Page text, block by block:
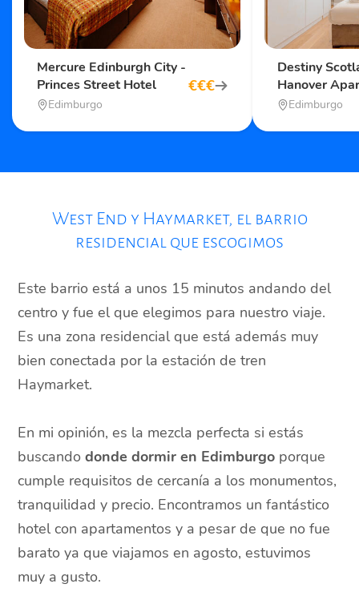
Mercure Edinburgh City -
Princes Street Hotel
Edimburgo
€€€
Destiny
Hanover
Edimburgo
West End y Haymarket, el barrio
residencial que escogimos
Este barrio está a unos 15 minutos andando del
centro y fue el que elegimos para nuestro viaje.
Es una zona residencial que está además muy
bien conectada por la estación de tren
Haymarket.
En mi opinión, es la mezcla perfecta si estás
buscandodonde dormir en Edimburgo porque
cumple requisitos de cercanía a los monumentos,
tranquilidad y precio. Encontramos un fantástico
hotel con apartamentos y a pesar de que no fue
barato ya que viajamos en agosto, estuvimos
muy a gusto.